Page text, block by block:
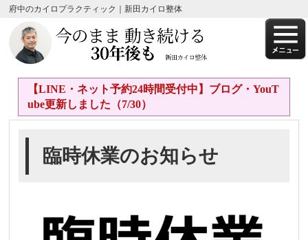
府中のカイロプラクティック｜新田カイロ整体
【LINE・ネット予約24時間受付中】ブログ・YouT
ube更新しました（7/30）
臨時休業のお知らせ